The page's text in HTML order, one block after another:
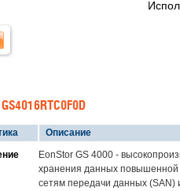
Описание
EonStor GS 4000 -
хранения данных повышенной
сетям передачи данных (SAN)